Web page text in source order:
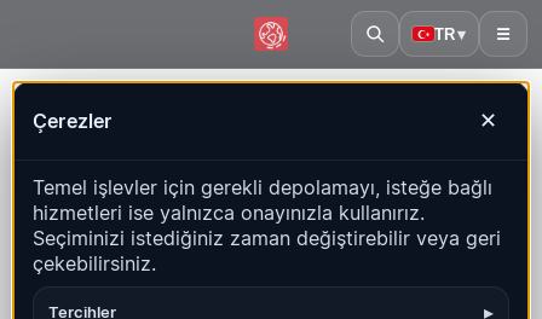
TR▾ ☰
Çerezler ✕
Temel işlevler için gerekli depolamayı, isteğe bağlı
hizmetleri ise yalnızca onayınızla kullanırız.
Seçiminizi istediğiniz zaman değiştirebilir veya geri
çekebilirsiniz.
Tercihler ▸
Canlı harita, istatistikler ve son olaylar
Geçmiş haritasını aç Bu ülkedeki en yeniler
Genel bakış